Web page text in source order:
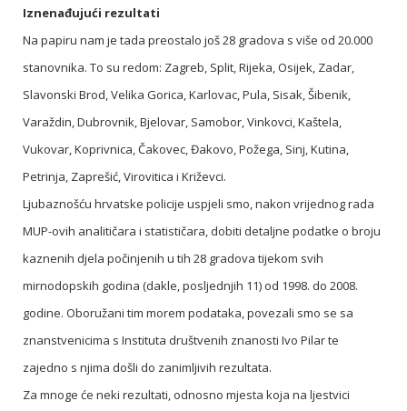
Iznenađujući rezultati
Na papiru nam je tada preostalo još 28 gradova s više od 20.000
stanovnika. To su redom: Zagreb, Split, Rijeka, Osijek, Zadar,
Slavonski Brod, Velika Gorica, Karlovac, Pula, Sisak, Šibenik,
Varaždin, Dubrovnik, Bjelovar, Samobor, Vinkovci, Kaštela,
Vukovar, Koprivnica, Čakovec, Đakovo, Požega, Sinj, Kutina,
Petrinja, Zaprešić, Virovitica i Križevci.
Ljubaznošću hrvatske policije uspjeli smo, nakon vrijednog rada
MUP-ovih analitičara i statističara, dobiti detaljne podatke o broju
kaznenih djela počinjenih u tih 28 gradova tijekom svih
mirnodopskih godina (dakle, posljednjih 11) od 1998. do 2008.
godine. Oboružani tim morem podataka, povezali smo se sa
znanstvenicima s Instituta društvenih znanosti Ivo Pilar te
zajedno s njima došli do zanimljivih rezultata.
Za mnoge će neki rezultati, odnosno mjesta koja na ljestvici